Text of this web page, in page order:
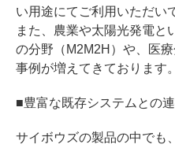
い用途にてご利用いただい
また、農業や太陽光発電と
の分野（M2M2H）や、医
事例が増えてきております。
■豊富な既存システムとの
サイボウズの製品の中でも